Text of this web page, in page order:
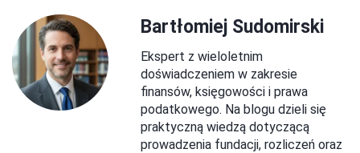
Bartłomiej Sudomirski
Ekspert z wieloletnim
doświadczeniem w zakresie
finansów, księgowości i prawa
podatkowego. Na blogu dzieli się
praktyczną wiedzą dotyczącą
prowadzenia fundacji, rozliczeń oraz